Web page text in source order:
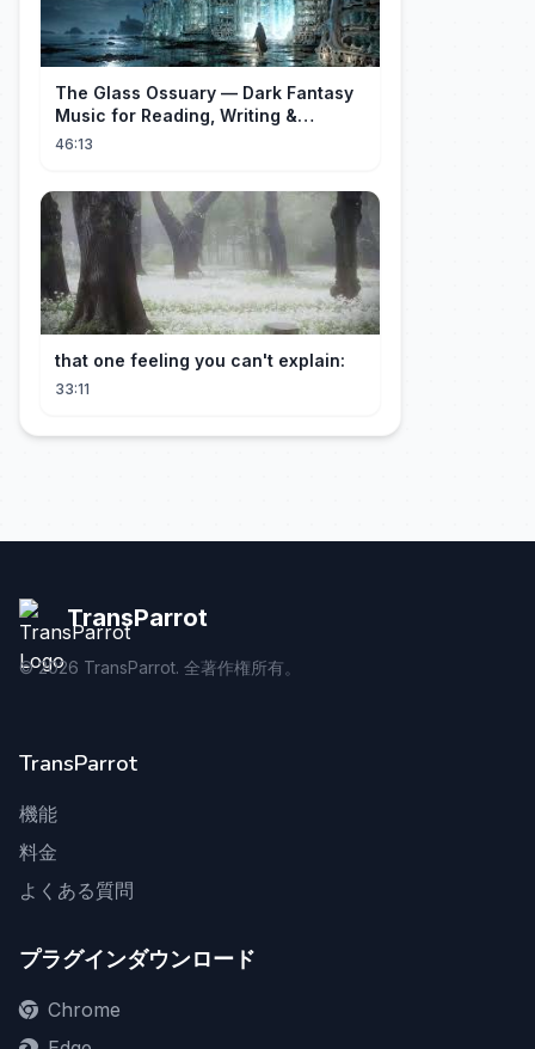
The Glass Ossuary — Dark Fantasy
Music for Reading, Writing &
Ancient Archives
46:13
that one feeling you can't explain:
33:11
TransParrot
©2026 TransParrot. 全著作権所有。
TransParrot
機能
料金
よくある質問
プラグインダウンロード
Chrome